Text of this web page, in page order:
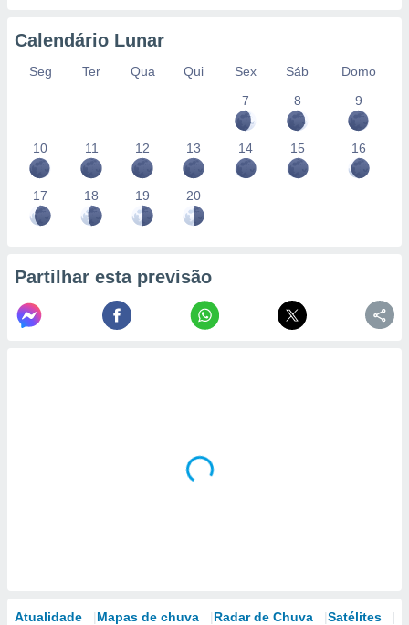
Calendário Lunar
Seg Ter Qua Qui Sex Sáb
Domo
7
8 9
10 11 12 13 14 15 16
17 18 19 20
Partilhar esta previsão
Atualidade Mapas de chuva Radar de Chuva Satélites